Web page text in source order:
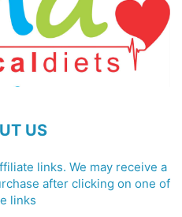
US
links. We may receive a
after clicking on one of
links